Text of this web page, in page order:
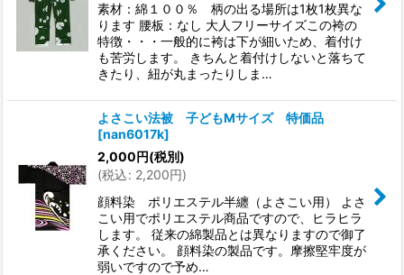
素材：綿１００％ 柄の出る場所は1枚1枚異な
ります 腰板：なし 大人フリーサイズこの袴の
特徴・・・一般的に袴は下が細いため、着付け
も苦労します。 きちんと着付けしないと落ちて
きたり、紐が丸まったりしま…
よさこい法被 子どもMサイズ 特価品
[nan6017k]
2,000円(税別)
(税込: 2,200円)
顔料染 ポリエステル半纏（よさこい用） よさ
こい用でポリエステル商品ですので、ヒラヒラ
します。 従来の綿製品とは異なりますので御了
承ください。 顔料染の製品です。摩擦堅牢度が
弱いですので予め…